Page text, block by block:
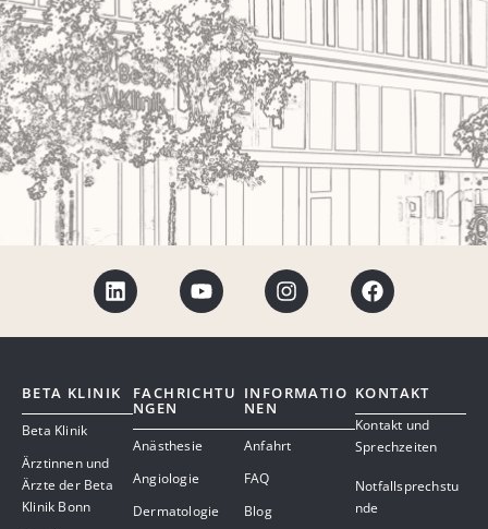
BETA KLINIK
Beta Klinik
Ärztinnen und
Ärzte der Beta
Klinik Bonn
FACHRICHTU
NGEN
Anästhesie
Angiologie
Dermatologie
INFORMATIO
NEN
Anfahrt
FAQ
Blog
KONTAKT
Kontakt und
Sprechzeiten
Notfallsprechstu
nde